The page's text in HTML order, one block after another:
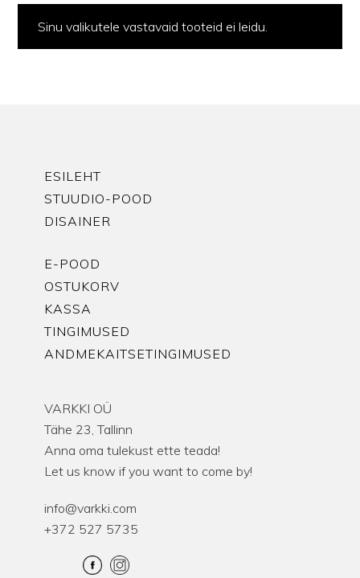
Sinu valikutele vastavaid tooteid ei leidu.
ESILEHT
STUUDIO-POOD
DISAINER
E-POOD
OSTUKORV
KASSA
TINGIMUSED
ANDMEKAITSETINGIMUSED
VARKKI OÜ
Tähe 23, Tallinn
Anna oma tulekust ette teada!
Let us know if you want to come by!
info@varkki.com
+372 527 5735